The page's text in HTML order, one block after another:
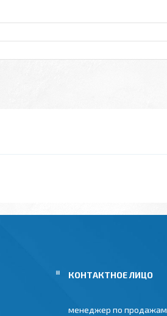
менеджер по продажам